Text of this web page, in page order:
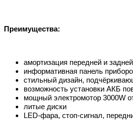
Преимущества:
амортизация передней и
информативная панель
стильный дизайн,
возможность установки АКБ
мощный электромотор 3000W
литые диски
LED-фара, стоп-сигнал,